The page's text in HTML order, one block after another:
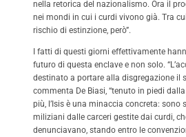
nella retorica del nazionalismo. Ora il
nei mondi in cui i curdi vivono già. Tra
rischio di estinzione, però”.
I fatti di questi giorni effettivamente
futuro di questa enclave e non solo.
destinato a portare alla disgregazione il
commenta De Biasi, “tenuto in piedi
più, l’Isis è una minaccia concreta: sono
miliziani dalle carceri gestite dai curdi,
denunciavano, stando entro le